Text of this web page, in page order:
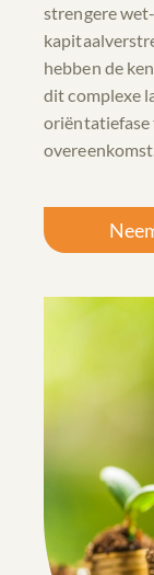
strengere
hebben de
dit complexe
oriëntatiefase
overeenkomst.